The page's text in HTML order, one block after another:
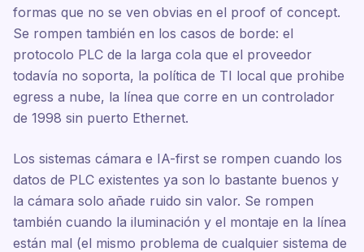
formas que no se ven obvias en el proof of concept.
Se rompen también en los casos de borde: el
protocolo PLC de la larga cola que el proveedor
todavía no soporta, la política de TI local que prohibe
egress a nube, la línea que corre en un controlador
de 1998 sin puerto Ethernet.
Los sistemas cámara e IA-first se rompen cuando los
datos de PLC existentes ya son lo bastante buenos y
la cámara solo añade ruido sin valor. Se rompen
también cuando la iluminación y el montaje en la línea
están mal (el mismo problema de cualquier sistema de